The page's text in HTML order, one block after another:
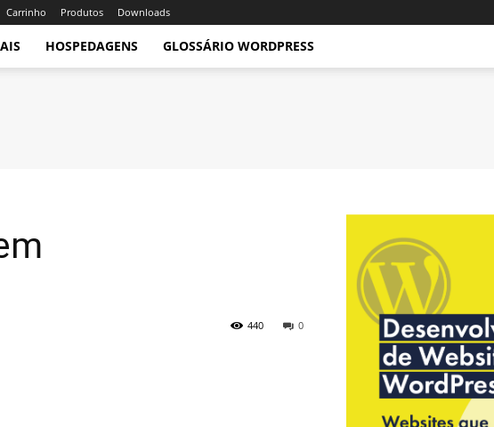
Carrinho Produtos Downloads
HOSPEDAGENS GLOSSÁRIO WORDPRESS
0
440